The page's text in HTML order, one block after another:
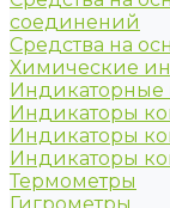
соединений
Средства на
Химические
Индикаторные
Индикаторы
Индикаторы
Индикаторы
Термометры